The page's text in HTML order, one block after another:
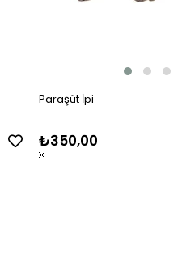
Paraşüt İpi
₺350,00